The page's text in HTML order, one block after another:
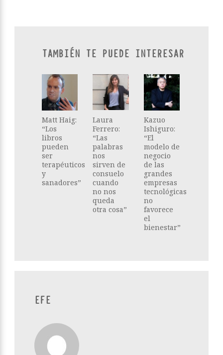
TAMBIÉN TE PUEDE INTERESAR
Matt Haig:
“Los
libros
pueden
ser
terapéuticos
y
sanadores”
Laura
Ferrero:
“Las
palabras
nos
sirven de
consuelo
cuando
no nos
queda
otra cosa”
Kazuo
Ishiguro:
“El
modelo de
negocio
de las
grandes
empresas
tecnológicas
no
favorece
el
bienestar”
EFE